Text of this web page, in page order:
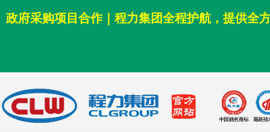
政府采购项目合作｜程力集团全程护航，提供全